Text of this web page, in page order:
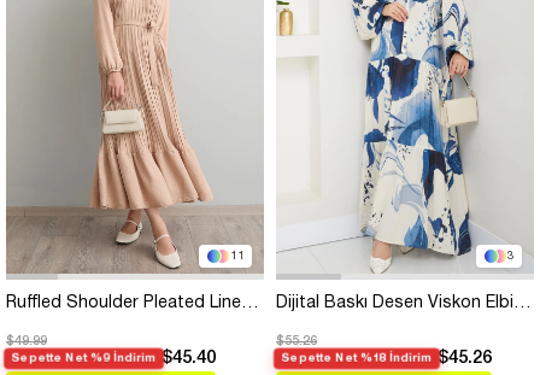
11
Ruffled Shoulder Pleated Linen Stone Dress
$49.99
Sepette Net %9 İndirim $45.40
3
Dijital Baskı Desen Viskon Elbise Mavi
$55.26
Sepette Net %18 İndirim $45.26